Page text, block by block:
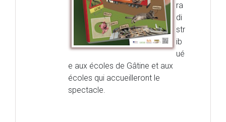
ra
di
str
ib
ué
e aux écoles de Gâtine et aux
écoles qui accueilleront le
spectacle.